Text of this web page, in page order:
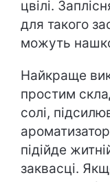
цвілі.
для такого
можуть
Найкраще
простим
солі,
підійде
заквасці.